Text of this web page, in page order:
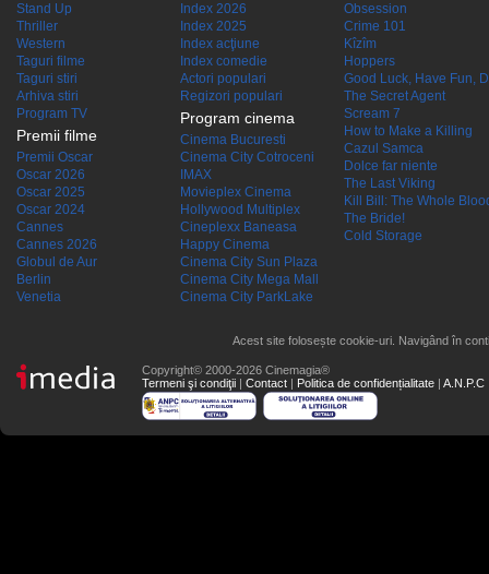
Stand Up
Thriller
Western
Taguri filme
Taguri stiri
Arhiva stiri
Program TV
Premii filme
Premii Oscar
Oscar 2026
Oscar 2025
Oscar 2024
Cannes
Cannes 2026
Globul de Aur
Berlin
Venetia
Index 2026
Index 2025
Index acţiune
Index comedie
Actori populari
Regizori populari
Program cinema
Cinema Bucuresti
Cinema City Cotroceni
IMAX
Movieplex Cinema
Hollywood Multiplex
Cineplexx Baneasa
Happy Cinema
Cinema City Sun Plaza
Cinema City Mega Mall
Cinema City ParkLake
Obsession
Crime 101
Kîzîm
Hoppers
Good Luck, Have Fun,
The Secret Agent
Scream 7
How to Make a Killing
Cazul Samca
Dolce far niente
The Last Viking
Kill Bill: The Whole
The Bride!
Cold Storage
Acest site folosește cookie-uri. Navigând în
Copyright© 2000-2026 Cinemagia®
Termeni şi condiţii | Contact | Politica de confidențialitate | A.N.P.C